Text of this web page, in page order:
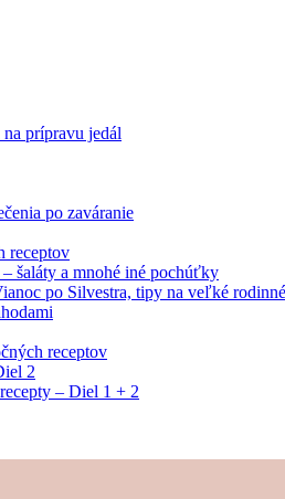
prípravu jedál
po zaváranie
receptov
šaláty a mnohé iné pochúťky
po Silvestra, tipy na veľké
receptov
2
– Diel 1 + 2